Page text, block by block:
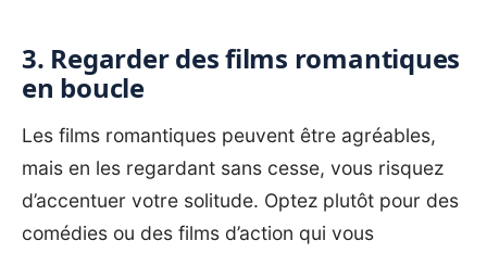
3. Regarder des films romantiques
en boucle
Les films romantiques peuvent être agréables,
mais en les regardant sans cesse, vous risquez
d’accentuer votre solitude. Optez plutôt pour des
comédies ou des films d’action qui vous